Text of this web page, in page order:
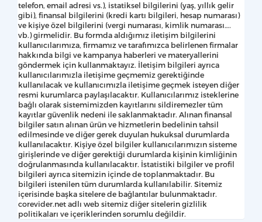
telefon, email adresi vs.), istatiksel bilgilerini (yaş, yıllık gelir
gibi), finansal bilgilerini (kredi kartı bilgileri, hesap numarası)
ve kişiye özel bilgilerini (vergi numarası, kimlik numarası….
vb.) girmelidir. Bu formda aldığımız iletişim bilgilerini
kullanıcılarımıza, firmamız ve tarafımızca belirlenen firmalar
hakkında bilgi ve kampanya haberleri ve materyallerini
göndermek için kullanmaktayız. İletişim bilgileri ayrıca
kullanıcılarımızla iletişime geçmemiz gerektiğinde
kullanılacak ve kullanıcımızla iletişime geçmek isteyen diğer
resmi kurumlarca paylaşılacaktır. Kullanıcılarımız isteklerine
bağlı olarak sistemimizden kayıtlarını sildiremezler tüm
kayıtlar güvenlik nedeni ile saklanmaktadır. Alınan finansal
bilgiler satın alınan ürün ve hizmetlerin bedelinin tahsil
edilmesinde ve diğer gerek duyulan hukuksal durumlarda
kullanılacaktır. Kişiye özel bilgiler kullanıcılarımızın sisteme
girişlerinde ve diğer gerektiği durumlarda kişinin kimliğinin
doğrulanmasında kullanılacaktır. İstatistiki bilgiler ve profil
bilgileri ayrıca sitemizin içinde de toplanmaktadır. Bu
bilgileri istenilen tüm durumlarda kullanılabilir. Sitemiz
içerisinde başka sitelere de bağlantılar bulunmaktadır.
corevider.net adlı web sitemiz diğer sitelerin gizlilik
politikaları ve içeriklerinden sorumlu değildir.